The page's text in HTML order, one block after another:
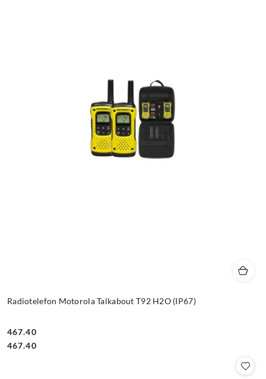
Radiotelefon Motorola Talkabout T92 H2O (IP67)
Cena:
467.40
Cena:
467.40